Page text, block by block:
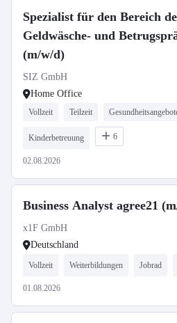
Spezialist für den Bereich
Geldwäsche- und
(m/w/d)
SIZ GmbH
Home Office
Vollzeit Teilzeit
Kinderbetreuung 6
02.08.2026
Business Analyst agree21
x1F GmbH
Deutschland
Vollzeit Weiterbildungen Jobrad
01.08.2026